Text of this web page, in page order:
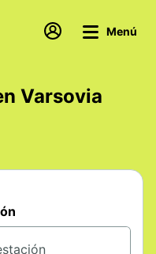
Menú
Varsovia